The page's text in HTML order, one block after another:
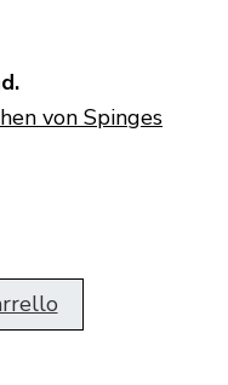
von Spinges